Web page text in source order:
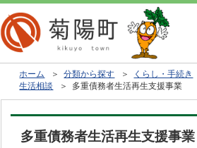
ホーム ＞分類から探す ＞ くらし・手続き
生活相談
＞ 多重債務者生活再生支援事業
多重債務者生活再生支援事業